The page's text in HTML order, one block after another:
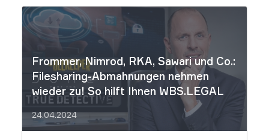
frühen 2010er Jahren eine […]
Frommer, Nimrod, RKA, Sawari und Co.:
Filesharing-Abmahnungen nehmen
wieder zu! So hilft Ihnen WBS.LEGAL
24.04.2024